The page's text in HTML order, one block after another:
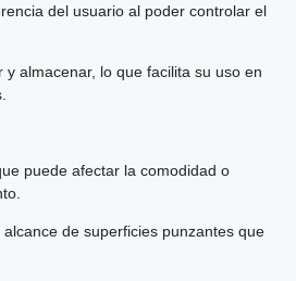
del usuario al poder controlar el
y almacenar, lo que facilita su uso en
puede afectar la comodidad o
de superficies punzantes que